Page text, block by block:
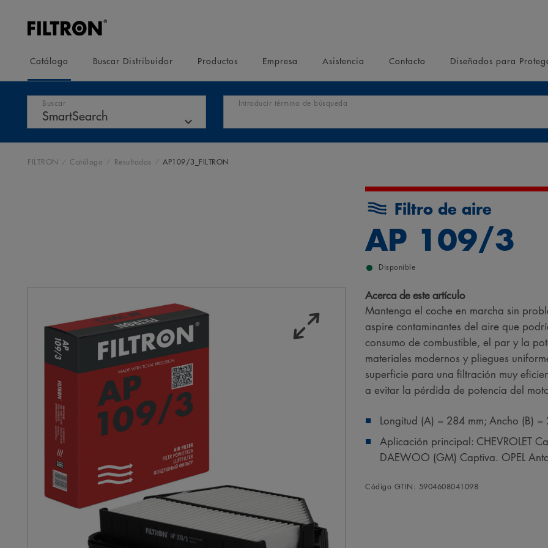
Catálogo Buscar Distribuidor Productos Empresa Asistencia Contacto Diseñados para
Buscar Introducir término de búsqueda
FILTRON Catálogo Resultados AP109/3_FILTRON
Filtro de aire
AP 109/3
Disponible
Acerca de este artículo
Mantenga el coche en marcha sin
aspire contaminantes del aire que
consumo de combustible, el par y la
materiales modernos y pliegues
superficie para una filtración muy
a evitar la pérdida de potencia del
Longitud (A) = 284 mm; Ancho (B)
Aplicación principal: CHEVROLET
DAEWOO (GM) Captiva. OPEL
Código GTIN: 5904608041098